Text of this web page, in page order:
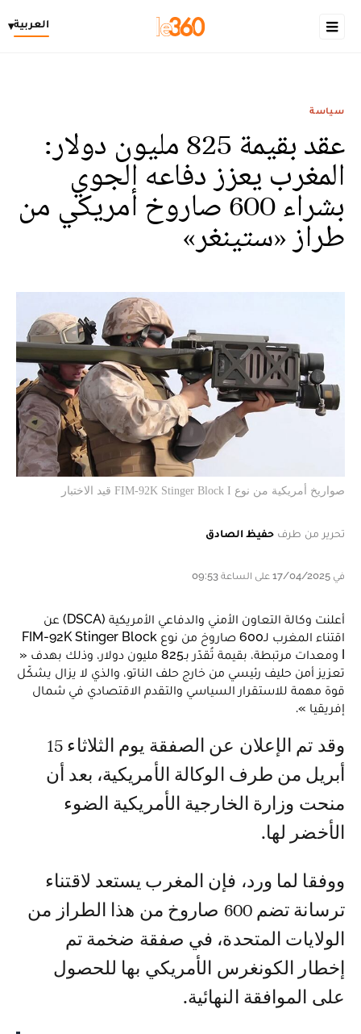
العربية▾
سياسة
عقد بقيمة 825 مليون دولار:
المغرب يعزز دفاعه الجوي
بشراء 600 صاروخ أمريكي من
طراز «ستينغر»
صواريخ أمريكية من نوع FIM-92K Stinger Block I قيد الاختبار
تحرير من طرف حفيظ الصادق
في 17/04/2025 على الساعة 09:53
أعلنت وكالة التعاون الأمني والدفاعي الأمريكية (DSCA) عن
اقتناء المغرب لـ600 صاروخ من نوع FIM-92K Stinger Block
I ومعدات مرتبطة، بقيمة تُقدّر بـ825 مليون دولار، وذلك بهدف «
تعزيز أمن حليف رئيسي من خارج حلف الناتو، والذي لا يزال يشكّل
قوة مهمة للاستقرار السياسي والتقدم الاقتصادي في شمال
إفريقيا ».
وقد تم الإعلان عن الصفقة يوم الثلاثاء 15
أبريل من طرف الوكالة الأمريكية، بعد أن
منحت وزارة الخارجية الأمريكية الضوء
الأخضر لها.
ووفقا لما ورد، فإن المغرب يستعد لاقتناء
ترسانة تضم 600 صاروخ من هذا الطراز من
الولايات المتحدة، في صفقة ضخمة تم
إخطار الكونغرس الأمريكي بها للحصول
على الموافقة النهائية.